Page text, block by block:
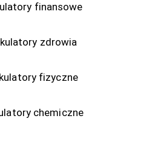
finansowe
zdrowia
fizyczne
chemiczne